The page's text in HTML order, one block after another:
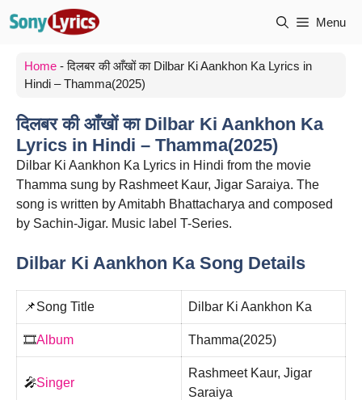
Menu
Home -दिलबर की आँखों का Dilbar Ki Aankhon Ka Lyrics in
Hindi – Thamma(2025)
दिलबर की आँखों का Dilbar Ki Aankhon Ka
Lyrics in Hindi – Thamma(2025)
Dilbar Ki Aankhon Ka Lyrics in Hindi from the movie
Thamma sung by Rashmeet Kaur, Jigar Saraiya. The
song is written by Amitabh Bhattacharya and composed
by Sachin-Jigar. Music label T-Series.
Dilbar Ki Aankhon Ka Song Details
📌Song Title Dilbar Ki Aankhon Ka
🎞️Album Thamma(2025)
🎤Singer
Rashmeet Kaur, Jigar
Saraiya